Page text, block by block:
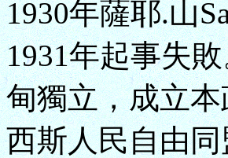
1930年薩耶.山
1931年起事失
甸獨立，成立
西斯人民自由